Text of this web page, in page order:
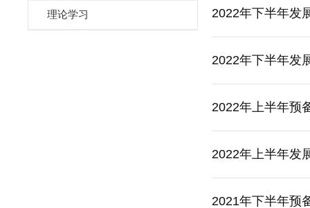
理论学习 2022年下半年
2022年下半年
2022年上半年
2022年上半年